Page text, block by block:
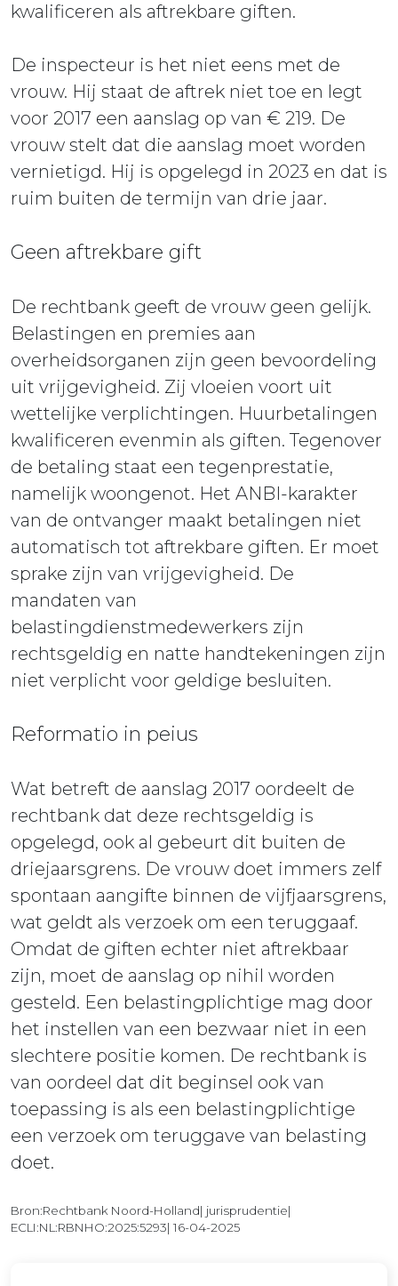
kwalificeren als aftrekbare giften.
De inspecteur is het niet eens met de
vrouw. Hij staat de aftrek niet toe en legt
voor 2017 een aanslag op van € 219. De
vrouw stelt dat die aanslag moet worden
vernietigd. Hij is opgelegd in 2023 en dat is
ruim buiten de termijn van drie jaar.
Geen aftrekbare gift
De rechtbank geeft de vrouw geen gelijk.
Belastingen en premies aan
overheidsorganen zijn geen bevoordeling
uit vrijgevigheid. Zij vloeien voort uit
wettelijke verplichtingen. Huurbetalingen
kwalificeren evenmin als giften. Tegenover
de betaling staat een tegenprestatie,
namelijk woongenot. Het ANBI-karakter
van de ontvanger maakt betalingen niet
automatisch tot aftrekbare giften. Er moet
sprake zijn van vrijgevigheid. De
mandaten van
belastingdienstmedewerkers zijn
rechtsgeldig en natte handtekeningen zijn
niet verplicht voor geldige besluiten.
Reformatio in peius
Wat betreft de aanslag 2017 oordeelt de
rechtbank dat deze rechtsgeldig is
opgelegd, ook al gebeurt dit buiten de
driejaarsgrens. De vrouw doet immers zelf
spontaan aangifte binnen de vijfjaarsgrens,
wat geldt als verzoek om een teruggaaf.
Omdat de giften echter niet aftrekbaar
zijn, moet de aanslag op nihil worden
gesteld. Een belastingplichtige mag door
het instellen van een bezwaar niet in een
slechtere positie komen. De rechtbank is
van oordeel dat dit beginsel ook van
toepassing is als een belastingplichtige
een verzoek om teruggave van belasting
doet.
Bron:Rechtbank Noord-Holland| jurisprudentie|
ECLI:NL:RBNHO:2025:5293| 16-04-2025